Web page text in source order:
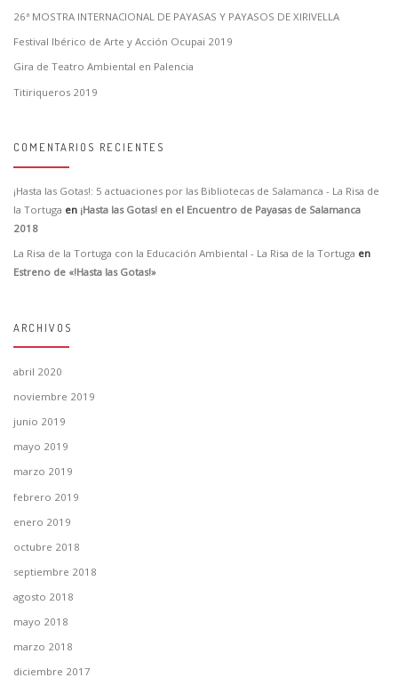
26ª MOSTRA INTERNACIONAL DE PAYASAS Y PAYASOS DE XIRIVELLA
Festival Ibérico de Arte y Acción Ocupai 2019
Gira de Teatro Ambiental en Palencia
Titiriqueros 2019
COMENTARIOS RECIENTES
¡Hasta las Gotas!: 5 actuaciones por las Bibliotecas de Salamanca - La Risa de
la Tortuga en ¡Hasta las Gotas! en el Encuentro de Payasas de Salamanca
2018
La Risa de la Tortuga con la Educación Ambiental - La Risa de la Tortuga en
Estreno de «!Hasta las Gotas!»
ARCHIVOS
abril 2020
noviembre 2019
junio 2019
mayo 2019
marzo 2019
febrero 2019
enero 2019
octubre 2018
septiembre 2018
agosto 2018
mayo 2018
marzo 2018
diciembre 2017